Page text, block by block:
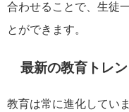
合わせることで、生徒
とができます。
最新の教育トレ
教育は常に進化していま